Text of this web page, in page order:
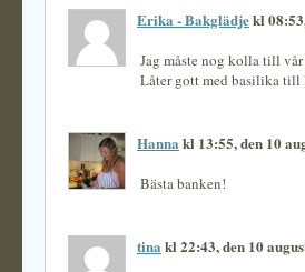
Erika - Bakglädjekl
Jag måste nog kolla till
Låter gott med basilika
Hanna kl 13:55, den 10
Bästa banken!
tina kl 22:43, den 10